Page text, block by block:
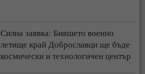
Силна заявка: Бившето военно
летище край Доброславци ще бъде
космически и технологичен център
(СНИМКИ + ВИДЕО)